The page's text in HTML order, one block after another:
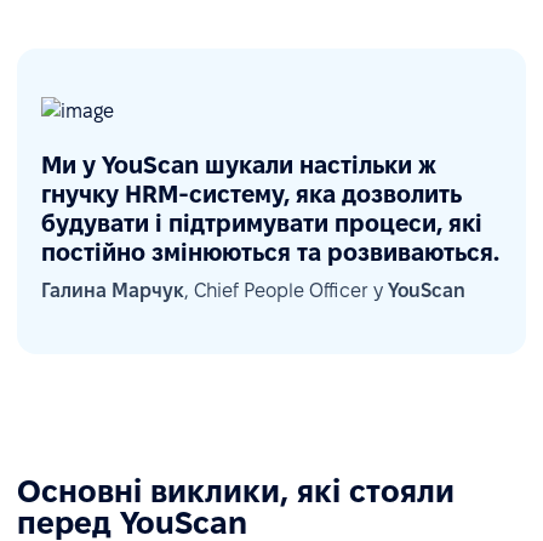
Ми у YouScan шукали настільки ж
гнучку HRM-систему, яка дозволить
будувати і підтримувати процеси, які
постійно змінюються та розвиваються.
Галина Марчук, Chief People Officer у YouScan
Основні виклики, які стояли
перед YouScan